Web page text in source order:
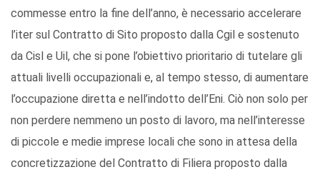
commesse entro la fine dell’anno, è necessario accelerare
l’iter sul Contratto di Sito proposto dalla Cgil e sostenuto
da Cisl e Uil, che si pone l’obiettivo prioritario di tutelare gli
attuali livelli occupazionali e, al tempo stesso, di aumentare
l’occupazione diretta e nell’indotto dell’Eni. Ciò non solo per
non perdere nemmeno un posto di lavoro, ma nell’interesse
di piccole e medie imprese locali che sono in attesa della
concretizzazione del Contratto di Filiera proposto dalla